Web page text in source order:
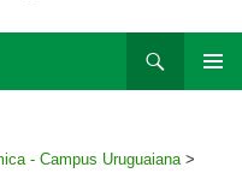
- Campus Uruguaiana >